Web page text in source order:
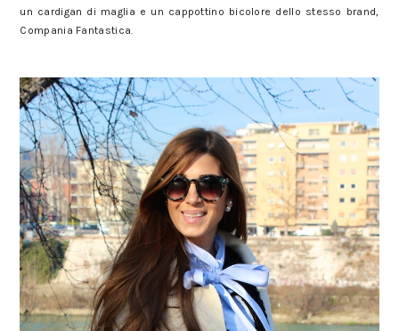
un cardigan di maglia e un cappottino bicolore dello stesso brand,
Compania Fantastica.